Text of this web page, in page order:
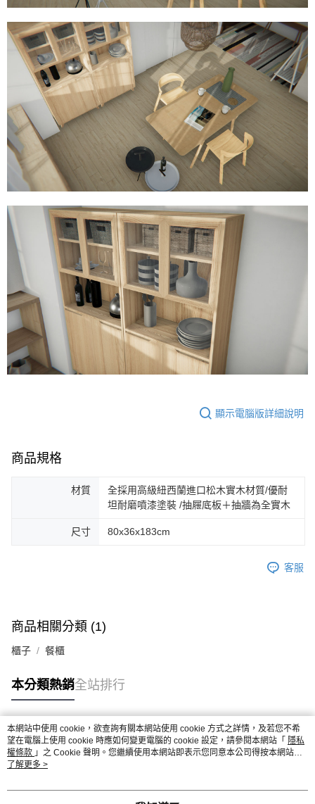
顯示電腦版詳細說明
商品規格
材質
全採用高級紐西蘭進口松木實木材質/優耐
坦耐磨噴漆塗裝 /抽屜底板＋抽牆為全實木
尺寸 80x36x183cm
客服
商品相關分類 (1)
櫃子 餐櫃
本分類熱銷全站排行
熱門標籤
本網站中使用 cookie，欲查詢有關本網站使用 cookie 方式之詳情，及若您不希
望在電腦上使用 cookie 時應如何變更電腦的 cookie 設定，請參閱本網站「 隱私
權條款 」之 Cookie 聲明。您繼續使用本網站即表示您同意本公司得按本網站使
用條款之 Cookie 聲明使用 cookie。
了解更多 >